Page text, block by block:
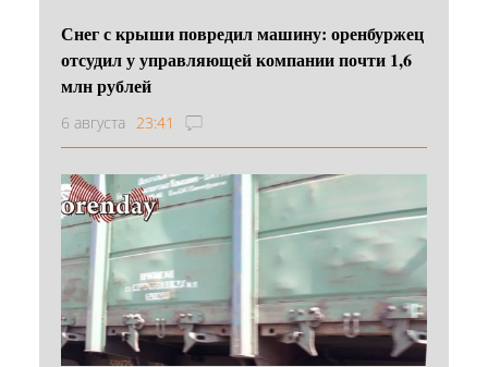
Снег с крыши повредил машину: оренбуржец
отсудил у управляющей компании почти 1,6
млн рублей
6 августа 23:41